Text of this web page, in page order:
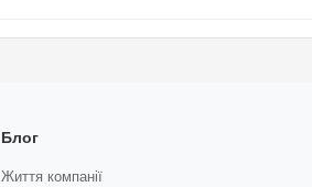
Блог
Життя компанії